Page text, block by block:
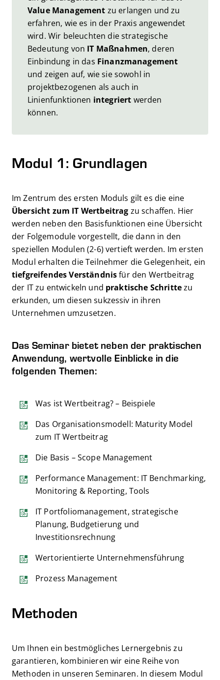
Value Management zu erlangen und zu
erfahren, wie es in der Praxis angewendet
wird. Wir beleuchten die strategische
Bedeutung von IT Maßnahmen, deren
Einbindung in das Finanzmanagement
und zeigen auf, wie sie sowohl in
projektbezogenen als auch in
Linienfunktionen integriert werden
können.
Modul 1: Grundlagen
Im Zentrum des ersten Moduls gilt es die eine
Übersicht zum IT Wertbeitrag zu schaffen. Hier
werden neben den Basisfunktionen eine Übersicht
der Folgemodule vorgestellt, die dann in den
speziellen Modulen (2-6) vertieft werden. Im ersten
Modul erhalten die Teilnehmer die Gelegenheit, ein
tiefgreifendes Verständnisfür den Wertbeitrag
der IT zu entwickeln und praktische Schrittezu
erkunden, um diesen sukzessiv in ihren
Unternehmen umzusetzen.
Das Seminar bietet neben der praktischen
Anwendung, wertvolle Einblicke in die
folgenden Themen:
Was ist Wertbeitrag? – Beispiele
Das Organisationsmodell: Maturity Model
zum IT Wertbeitrag
Die Basis – Scope Management
Performance Management: IT Benchmarking,
Monitoring & Reporting, Tools
IT Portfoliomanagement, strategische
Planung, Budgetierung und
Investitionsrechnung
Wertorientierte Unternehmensführung
Prozess Management
Methoden
Um Ihnen ein bestmögliches Lernergebnis zu
garantieren, kombinieren wir eine Reihe von
Methoden in unseren Seminaren. In diesem Modul